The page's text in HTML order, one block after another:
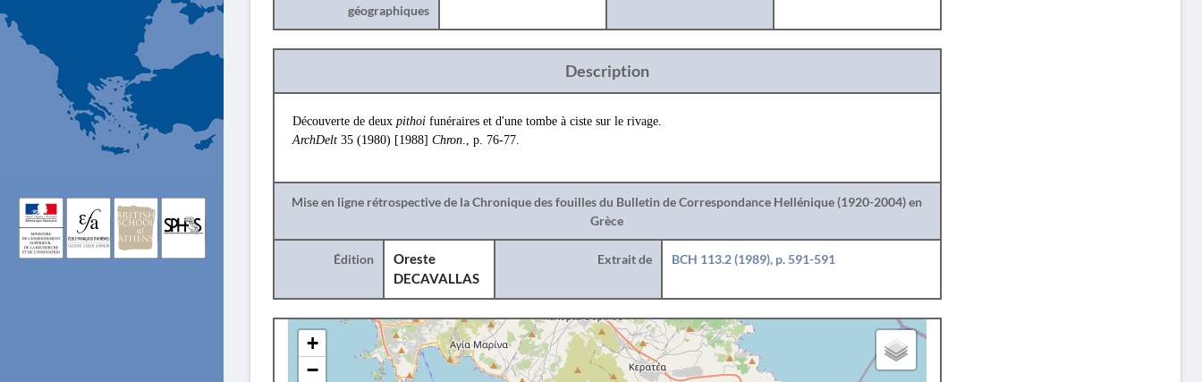
géographiques
Description
Découverte de deux pithoi funéraires et d'une tombe à ciste sur le rivage.
ArchDelt 35 (1980) [1988] Chron., p. 76-77.
Mise en ligne rétrospective de la Chronique des fouilles du Bulletin de Correspondance Hellénique (1920-2004) en
Grèce
Édition
Oreste
DECAVALLAS
Extrait de BCH 113.2 (1989), p. 591-591
+
−